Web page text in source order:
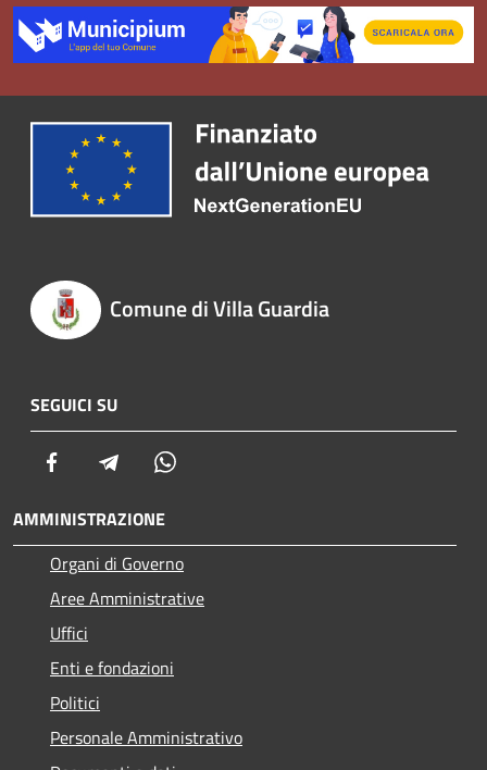
Comune di Villa Guardia
SEGUICI SU
Facebook Telegram
AMMINISTRAZIONE
Organi di Governo
Aree Amministrative
Uffici
Enti e fondazioni
Politici
Personale Amministrativo